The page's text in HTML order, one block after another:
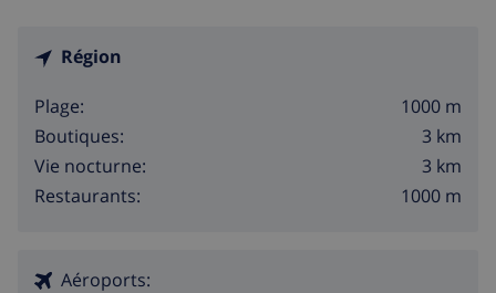
radelage (dans un rayon de 50 kilomètres de la villa)
Région
Plage:
1000 m
Boutiques:
3 km
Vie nocturne:
3 km
Restaurants:
1000 m
Aéroports: